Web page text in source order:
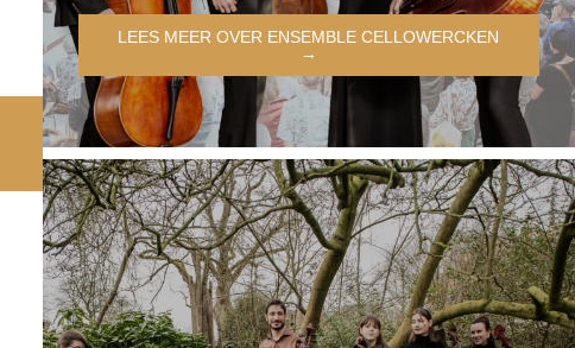
LEES MEER OVER ENSEMBLE CELLOWERCKEN
→